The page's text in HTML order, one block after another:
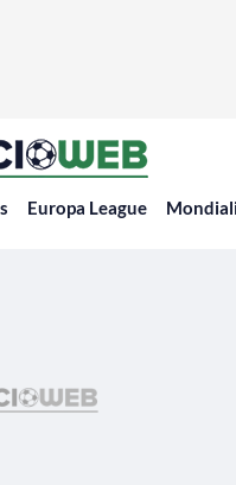
Europa League